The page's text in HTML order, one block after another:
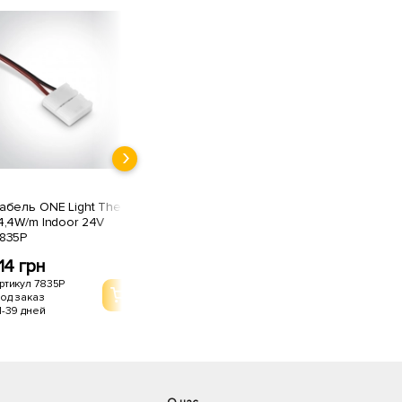
ONE Light The
m Indoor 24V
грн
7835P
заказ
39 дней